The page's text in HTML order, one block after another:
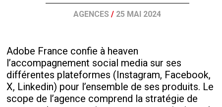
AGENCES / 25 MAI 2024
Adobe France confie à heaven
l’accompagnement social media sur ses
différentes plateformes (Instagram, Facebook,
X, Linkedin) pour l’ensemble de ses produits. Le
scope de l’agence comprend la stratégie de